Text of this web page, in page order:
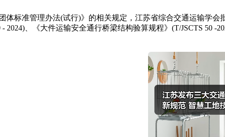
准管理办法(试行)》的相关规定，江苏省综合交通运输学会
2024)、《大件运输安全通行桥梁结构验算规程》(T/JSCTS 50 -